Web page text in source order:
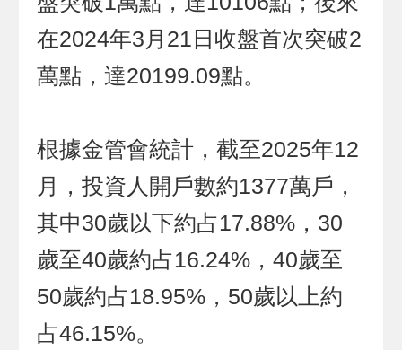
在2024年3月21日收盤首次突破2
萬點，達20199.09點。
根據金管會統計，截至2025年12
月，投資人開戶數約1377萬戶，
其中30歲以下約占17.88%，30
歲至40歲約占16.24%，40歲至
50歲約占18.95%，50歲以上約
占46.15%。